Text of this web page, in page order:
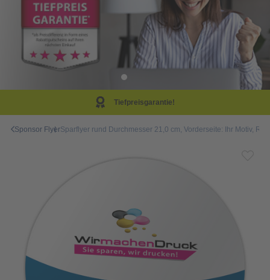
Sponsor FlyerSparflyer rund Durchmesser 21,0 cm, Vorderseite: Ihr Motiv,